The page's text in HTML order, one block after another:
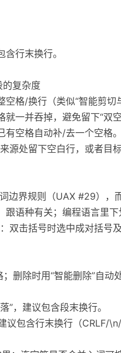
行末换行。
的复杂度
格/换行（类似“智能剪切
一并吞掉，避免留下“双空
空格自动补/去一个空格。
源处留下空白行，或者目
边界规则（UAX #29），
语种有关；编程语言里下
双击括号时选中成对括号
删除时用“智能删除”自动
”，建议包含段末换行。
议包含行末换行（CRLF/\n/